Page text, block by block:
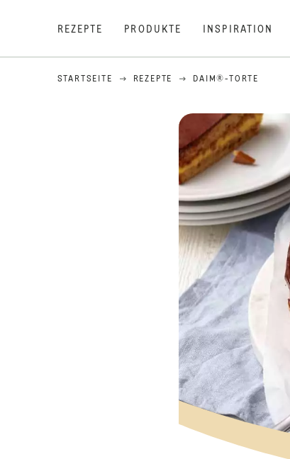
REZEPTE PRODUKTE INSPIRATION
STARTSEITE REZEPTE DAIM®-TORTE